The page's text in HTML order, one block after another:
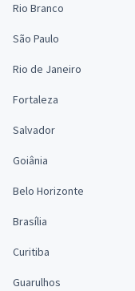
Rio Branco
São Paulo
Rio de Janeiro
Fortaleza
Salvador
Goiânia
Belo Horizonte
Brasília
Curitiba
Guarulhos